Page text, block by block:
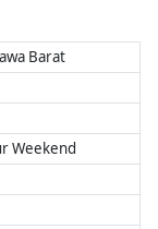
Barat
Weekend